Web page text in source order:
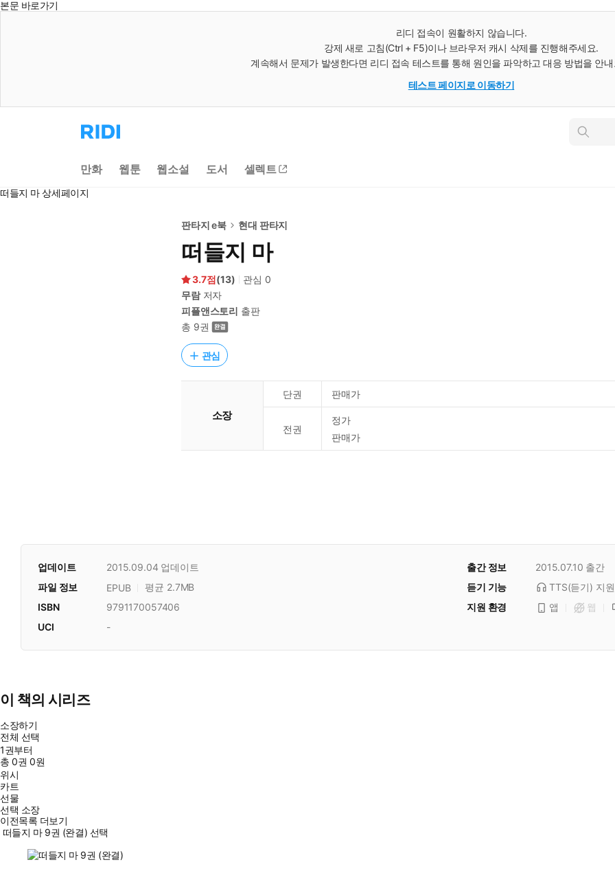
본문 바로가기
리디 접속이 원활하지 않습니다.
강제 새로 고침(Ctrl + F5)이나 브라우저 캐시 삭제를 진행해주세요.
계속해서 문제가 발생한다면 리디 접속 테스트를 통해 원인을 파악하고 대응 방법을 안
테스트 페이지로 이동하기
리
디
으
로
동
인
만화 웹툰 웹소설 도서 셀렉트
떠들지 마 상세페이지
판타지 e북 현대 판타지
떠들지 마
3.7 (13) 관심 0
무람저자
피플앤스토리 출판
총 9권
관심
소장
단권 판매가
전권
정가
판매가
업데이트 2015.09.04 업데이트 출간 정보 2015.07.10 출간
듣기 기능
TTS(듣기) 지원
파일 정보 EPUB
평균 2.7MB
지원 환경
앱 웹
ISBN
9791170057406
UCI
-
이 책의 시리즈
소장하기
전체 선택
1권부터
총0권 0원
위시
카트
선물
선택 소장
이전목록 더보기
떠들지 마 9권 (완결) 선택